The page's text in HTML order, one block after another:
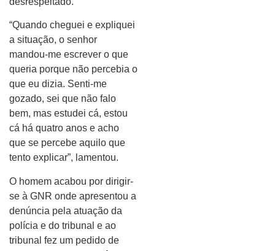
“Quando cheguei e expliquei
a situação, o senhor
mandou-me escrever o que
queria porque não percebia o
que eu dizia. Senti-me
gozado, sei que não falo
bem, mas estudei cá, estou
cá há quatro anos e acho
que se percebe aquilo que
tento explicar”, lamentou.
O homem acabou por dirigir-
se à GNR onde apresentou a
denúncia pela atuação da
polícia e do tribunal e ao
tribunal fez um pedido de